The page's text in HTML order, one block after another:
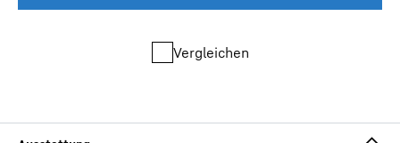
Vergleichen